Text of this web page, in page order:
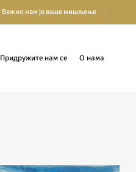
Важно нам је ваше мишљење
Придружите нам се О нама